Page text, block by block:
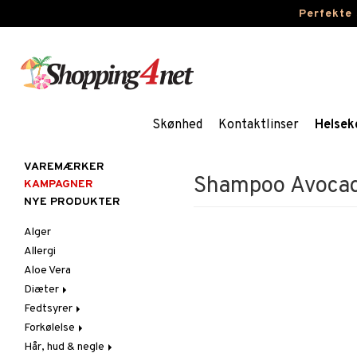
Perfekte
Skønhed Kontaktlinser
Shampoo
VAREMÆRKER
KAMPAGNER
NYE PRODUKTER
Alger
Allergi
Aloe Vera
Diæter
Glutenintolerant
LCHF
Raw Food
Fedtsyrer
Marina fedtsyrer
Veg fedtsyrer
Forkølelse
C-vitamin
Hår, hud & negle